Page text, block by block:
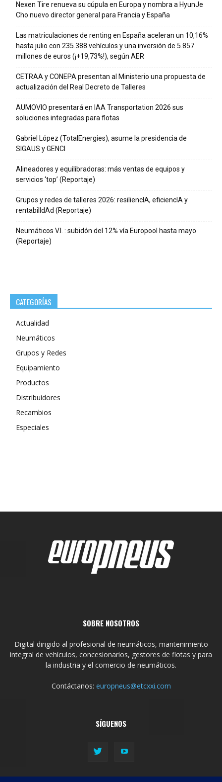
Nexen Tire renueva su cúpula en Europa y nombra a HyunJe
Cho nuevo director general para Francia y España
Las matriculaciones de renting en España aceleran un 10,16%
hasta julio con 235.388 vehículos y una inversión de 5.857
millones de euros (¡+19,73%!), según AER
CETRAA y CONEPA presentan al Ministerio una propuesta de
actualización del Real Decreto de Talleres
AUMOVIO presentará en IAA Transportation 2026 sus
soluciones integradas para flotas
Gabriel López (TotalEnergies), asume la presidencia de
SIGAUS y GENCI
Alineadores y equilibradoras: más ventas de equipos y
servicios ‘top’ (Reportaje)
Grupos y redes de talleres 2026: resiliencIA, eficiencIA y
rentabilIdAd (Reportaje)
Neumáticos V.I. : subidón del 12% vía Europool hasta mayo
(Reportaje)
CATEGORÍAS
Actualidad
Neumáticos
Grupos y Redes
Equipamiento
Productos
Distribuidores
Recambios
Especiales
SOBRE NOSOTROS
Digital dirigido al profesional de neumáticos, mantenimiento
integral de vehículos, concesionarios, gestores de flotas y para
la industria y el comercio de neumáticos.
Contáctanos: europneus@etcxxi.com
SÍGUENOS